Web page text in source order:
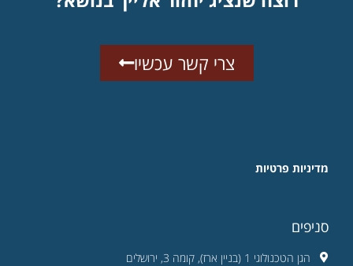
צרי קשר עכשיו
מדיניות פרטיות
סניפים
הגן הטכנולוגי 1 (בניין ארז), קומה 3, ירושלים